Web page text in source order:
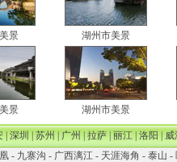
景 湖州市美景
景 湖州市美景
|深圳|苏州|广州|拉萨|丽江|洛阳|威
- 九寨沟 - 广西漓江- 天涯海角 - 泰山 -